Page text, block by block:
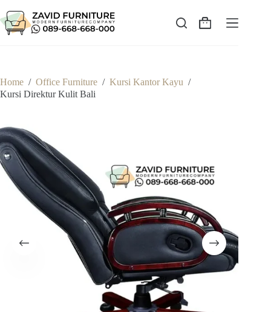
to
content
Shopping
Home / Office Furniture / Kursi Kantor Kayu /
Kursi Direktur Kulit Bali